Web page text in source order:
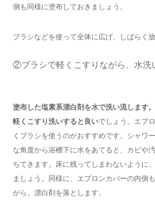
側も同様に塗布しておきましょう。
ブラシなどを使って全体に広げ、しばらく放
②ブラシで軽くこすりながら、水洗
塗布した塩素系漂白剤を水で洗い流します
軽くこすり洗いすると良いでしょう。エプ
くブラシを使うのがおすすめです。シャワ
な角度から浴槽下に水をあてると、カビや
ちてきます。床に残ってしまわないように
ましょう。同様に、エプロンカバーの内側
がら、漂白剤を落とします。